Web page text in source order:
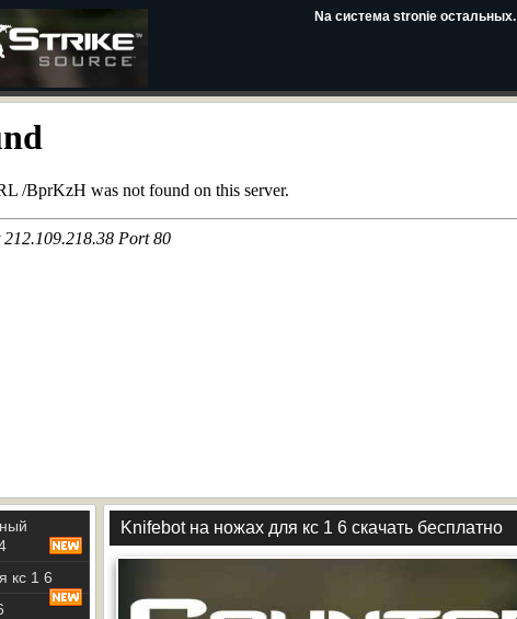
Na система stronie остальных.
кс 1 6
Knifebot на ножах для кс 1 6 скачать бесплатно